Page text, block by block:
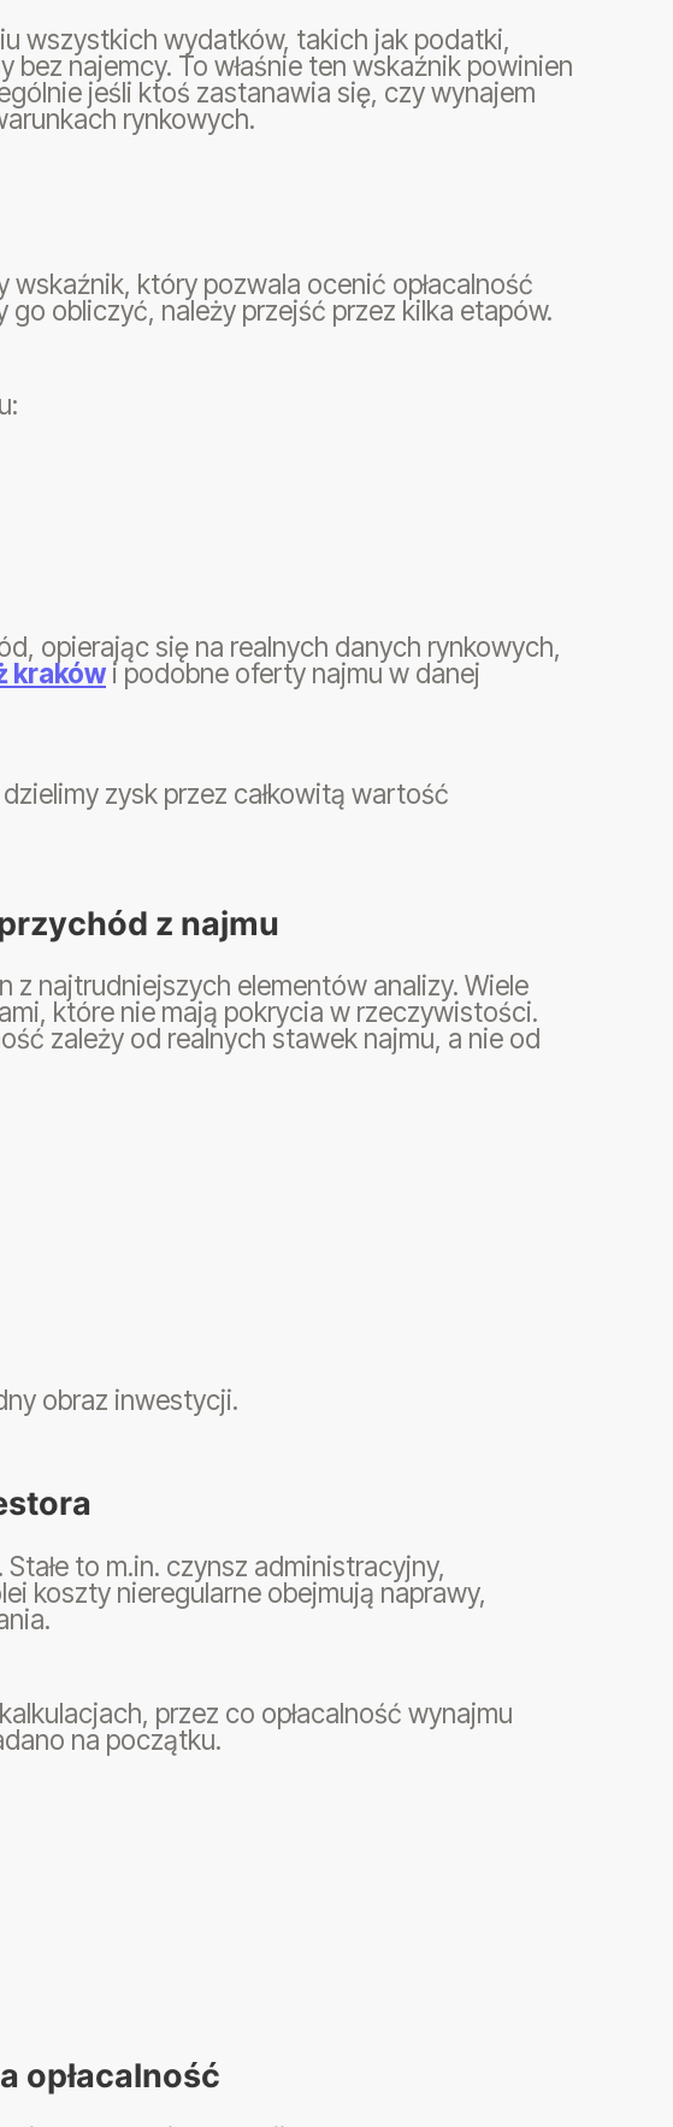
wszystkich wydatków, takich jak podatki,
najemcy. To właśnie ten wskaźnik powinien
jeśli ktoś zastanawia się, czy wynajem
rynkowych.
który pozwala ocenić opłacalność
obliczyć, należy przejść przez kilka etapów.
opierając się na realnych danych rynkowych,
kraków i podobne oferty najmu w danej
zysk przez całkowitą wartość
z najmu
z najtrudniejszych elementów analizy. Wiele
które nie mają pokrycia w rzeczywistości.
zależy od realnych stawek najmu, a nie od
obraz inwestycji.
to m.in. czynsz administracyjny,
koszty nieregularne obejmują naprawy,
przez co opłacalność wynajmu
na początku.
opłacalność